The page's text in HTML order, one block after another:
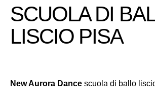
SCUOLA DI
LISCIO PISA
New Aurora Dance scuola di ballo